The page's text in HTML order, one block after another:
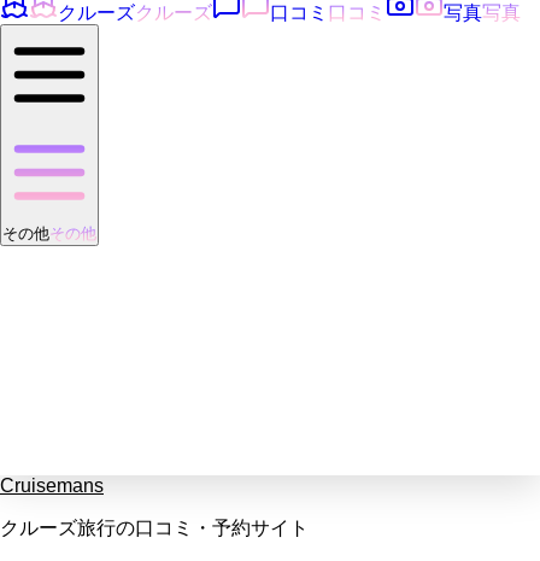
クルーズクルーズ 口コミ 口コミ 写真写真
その他その他
Cruisemans
クルーズ旅行の口コミ・予約サイト